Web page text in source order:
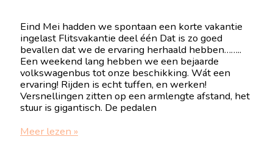
Eind Mei hadden we spontaan een korte vakantie
ingelast Flitsvakantie deel één Dat is zo goed
bevallen dat we de ervaring herhaald hebben……..
Een weekend lang hebben we een bejaarde
volkswagenbus tot onze beschikking. Wát een
ervaring! Rijden is echt tuffen, en werken!
Versnellingen zitten op een armlengte afstand, het
stuur is gigantisch. De pedalen
Flitsvakantie
Meer lezen »